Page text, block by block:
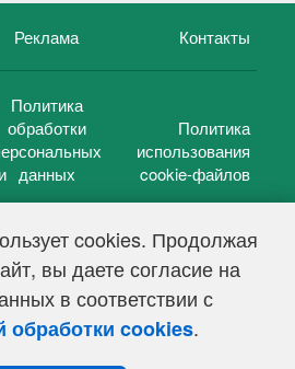
cookies. Продолжая
вы даете согласие на
в соответствии с
обработки cookies.
Реклама Контакты
Политика
обработки
данных
Политика
использования
cookie-файлов
— 2026 г.
СМИ Эл № ФС 77-39848, выдано
в сфере связи,
и массовых коммуникаций